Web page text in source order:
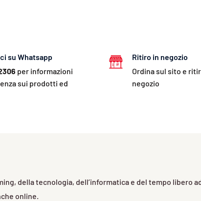
su Whatsapp
per informazioni
sui prodotti ed
Ritiro in negozio
Ordina sul sito e
negozio
della tecnologia, dell’informatica e del tempo libero
online.